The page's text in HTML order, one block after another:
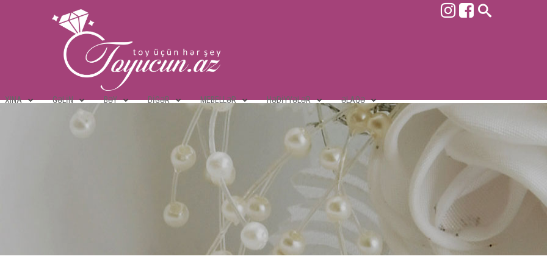
XINA GƏLIN BƏY DIGƏR MEBELLƏR HƏDIYYƏLƏR ƏLAQƏ